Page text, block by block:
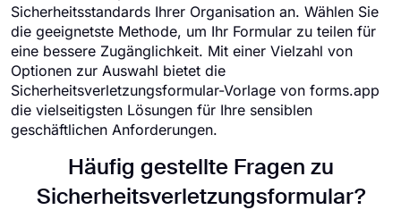
Sicherheitsstandards Ihrer Organisation an. Wählen Sie
die geeignetste Methode, um Ihr Formular zu teilen für
eine bessere Zugänglichkeit. Mit einer Vielzahl von
Optionen zur Auswahl bietet die
Sicherheitsverletzungsformular-Vorlage von forms.app
die vielseitigsten Lösungen für Ihre sensiblen
geschäftlichen Anforderungen.
Häufig gestellte Fragen zu
Sicherheitsverletzungsformular?